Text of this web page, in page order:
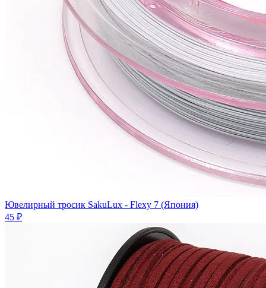
Ювелирный тросик SakuLux - Flexy 7 (Япония)
45 ₽